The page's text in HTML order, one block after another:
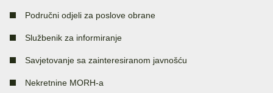
Područni odjeli za poslove obrane
Službenik za informiranje
Savjetovanje sa zainteresiranom javnošću
Nekretnine MORH-a